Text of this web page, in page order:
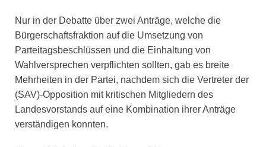
Nur in der Debatte über zwei Anträge, welche die
Bürgerschaftsfraktion auf die Umsetzung von
Parteitagsbeschlüssen und die Einhaltung von
Wahlversprechen verpflichten sollten, gab es breite
Mehrheiten in der Partei, nachdem sich die Vertreter der
(SAV)-Opposition mit kritischen Mitgliedern des
Landesvorstands auf eine Kombination ihrer Anträge
verständigen konnten.